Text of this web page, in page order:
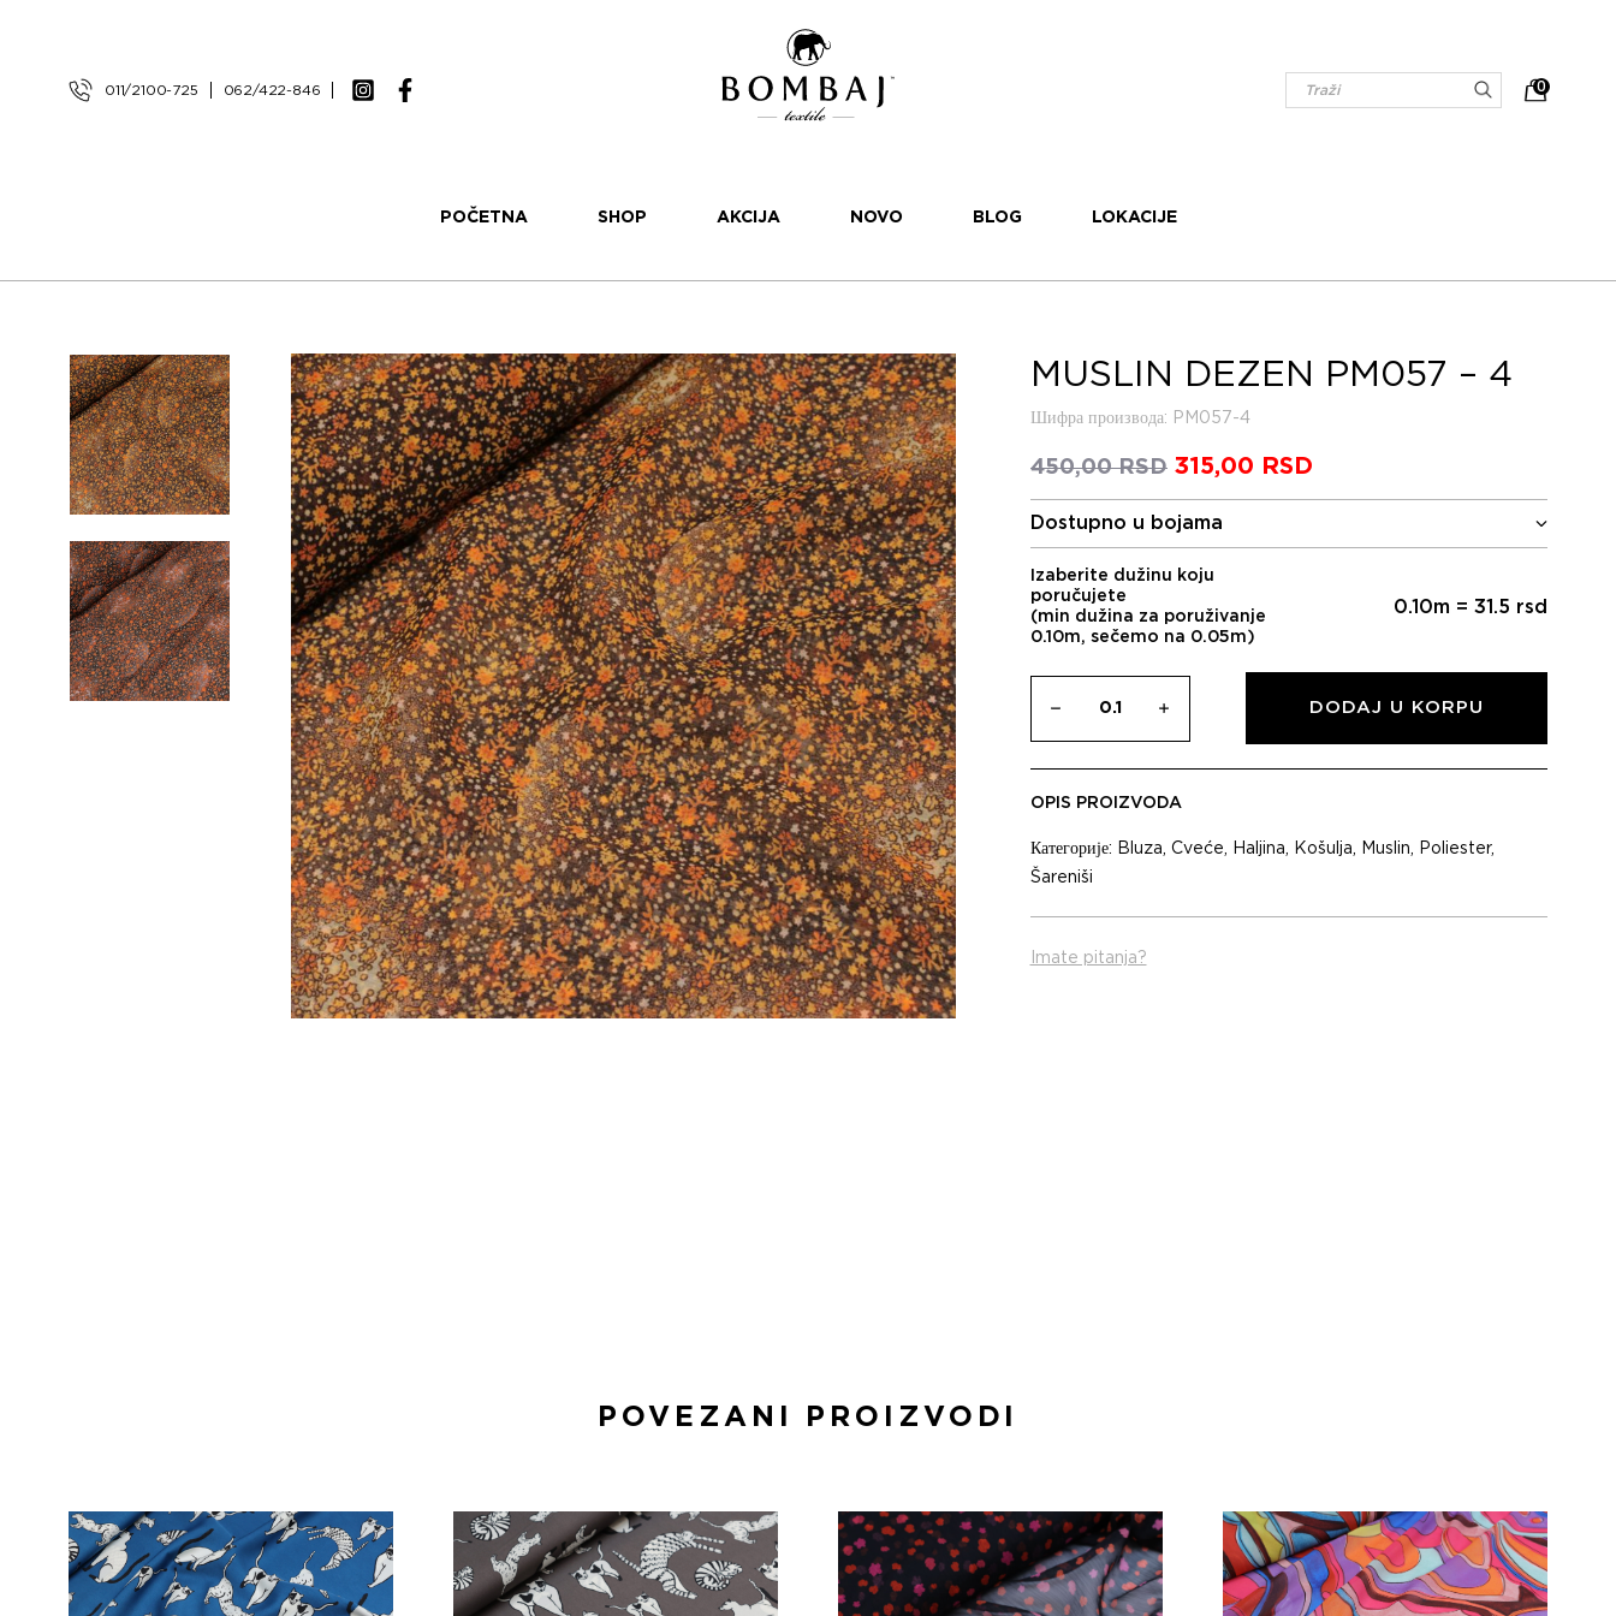
011/2100-725 062/422-846 0
POČETNA SHOP AKCIJA NOVO BLOG LOKACIJE
MUSLIN DEZEN PM057 – 4
Шифра производа: PM057-4
450,00RSD Оригинална
је
била:
450,00 RSD.
315,00 RSDТренутна
315,00 RSD.
Dostupno u bojama
Izaberite dužinu koju
poručujete
(min dužina za poruživanje
0.10m, sečemo na 0.05m)
0.10m = 31.5 rsd
DODAJ U KORPU
OPIS PROIZVODA
Категорије: Bluza, Cveće, Haljina, Košulja, Muslin, Poliester,
Šareniši
Imate pitanja?
POVEZANI PROIZVODI